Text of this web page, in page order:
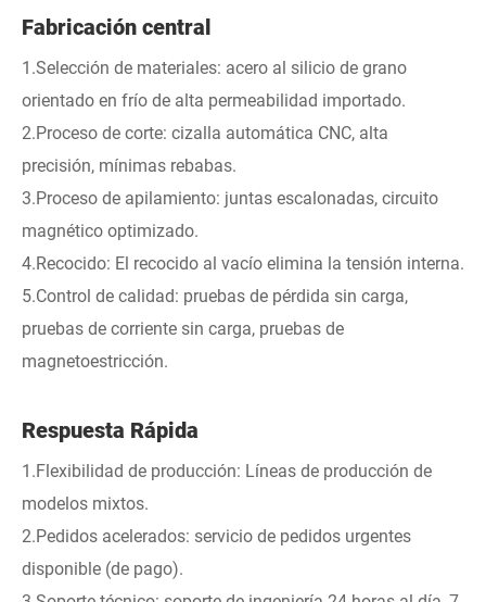
Fabricación central
1.Selección de materiales: acero al silicio de grano
orientado en frío de alta permeabilidad importado.
2.Proceso de corte: cizalla automática CNC, alta
precisión, mínimas rebabas.
3.Proceso de apilamiento: juntas escalonadas, circuito
magnético optimizado.
4.Recocido: El recocido al vacío elimina la tensión interna.
5.Control de calidad: pruebas de pérdida sin carga,
pruebas de corriente sin carga, pruebas de
magnetoestricción.
Respuesta Rápida
1.Flexibilidad de producción: Líneas de producción de
modelos mixtos.
2.Pedidos acelerados: servicio de pedidos urgentes
disponible (de pago).